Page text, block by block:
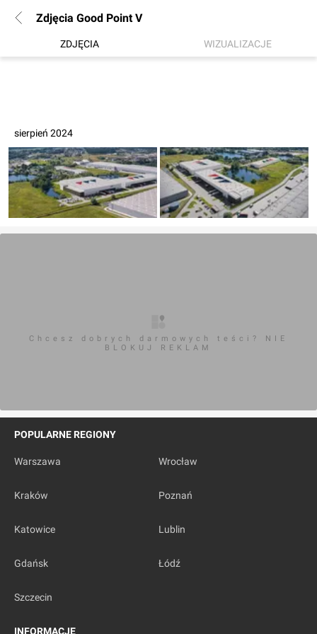
Zdjęcia Good Point V
ZDJĘCIA WIZUALIZACJE
sierpień 2024
Chcesz dobrych darmowych teści? NIE
BLOKUJ REKLAM
POPULARNE REGIONY
Warszawa Wrocław
Kraków Poznań
Katowice Lublin
Gdańsk Łódź
Szczecin
INFORMACJE